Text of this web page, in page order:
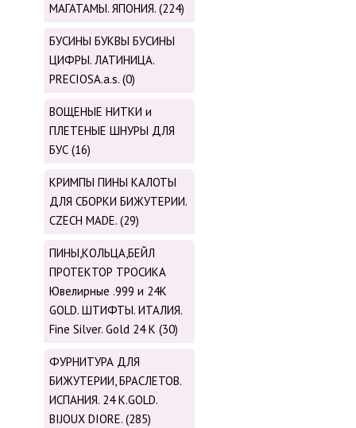
МАГАТАМЫ. ЯПОНИЯ. (224)
БУСИНЫ БУКВЫ БУСИНЫ
ЦИФРЫ. ЛАТИНИЦА.
PRECIOSA.a.s. (0)
ВОЩЕНЫЕ НИТКИ и
ПЛЕТЕНЫЕ ШНУРЫ ДЛЯ
БУС (16)
КРИМПЫ ПИНЫ КАЛОТЫ
ДЛЯ СБОРКИ БИЖУТЕРИИ.
CZECH MADE. (29)
ПИНЫ,КОЛЬЦА,БЕЙЛ
ПРОТЕКТОР ТРОСИКА
Ювелирные .999 и 24К
GOLD. ШТИФТЫ. ИТАЛИЯ.
Fine Silver. Gold 24 K (30)
ФУРНИТУРА ДЛЯ
БИЖУТЕРИИ, БРАСЛЕТОВ.
ИСПАНИЯ. 24 K.GOLD.
BIJOUX DIORE. (285)